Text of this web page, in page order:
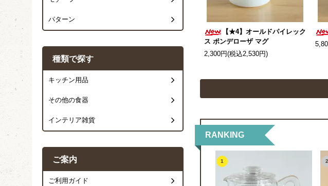
【★4】オールドパイレック
ス ポンデローザ マグ
2,300円(税込2,530円)
RANKING
1 2
パターン
種類で探す
キッチン用品
その他の食器
インテリア雑貨
ご案内
ご利用ガイド